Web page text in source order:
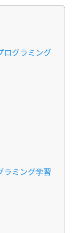
ログラミング
ラミング学習